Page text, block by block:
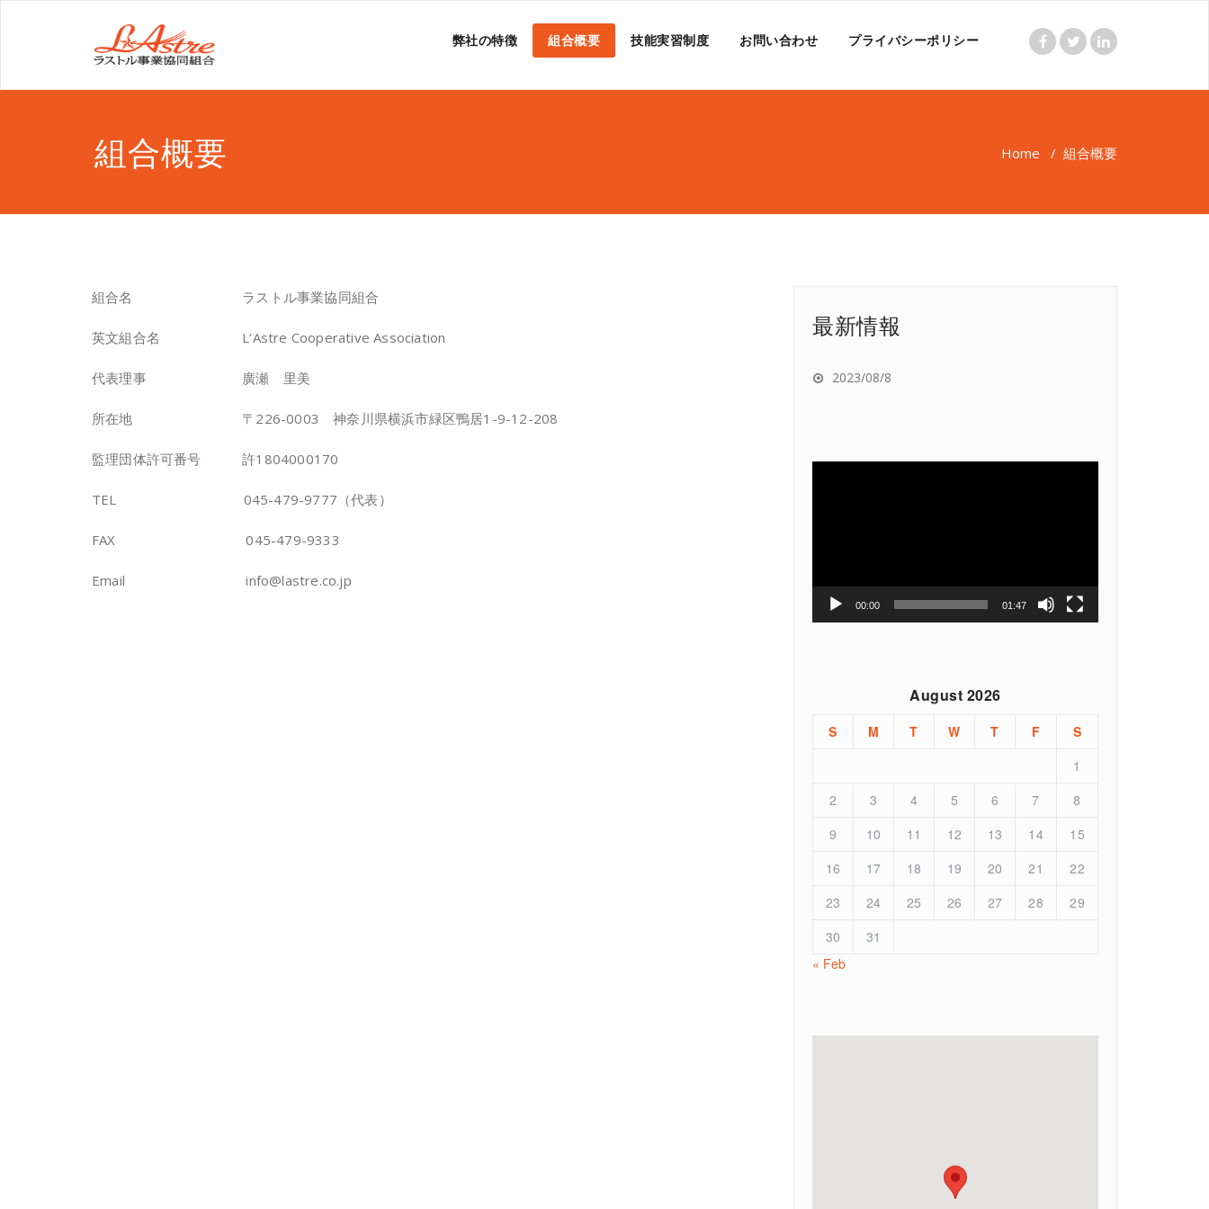
弊社の特徴 組合概要 技能実習制度 お問い合わせ プライバシーポリシー
組合概要 Home / 組合概要
組合名 ラストル事業協同組合
英文組合名 L’Astre Cooperative Association
代表理事 廣瀬 里美
所在地 〒226-0003 神奈川県横浜市緑区鴨居1-9-12-208
監理団体許可番号 許1804000170
TEL 045-479-9777（代表）
FAX 045-479-9333
Email info@lastre.co.jp
最新情報
2023/08/8
00:00 01:47
August 2026
S M T W T F
S
1
2
3 4 5 6 7
8
9
10 11 12 13 14
15
16
17 18 19 20 21
22
23
24 25 26 27 28
29
30
31
« Feb